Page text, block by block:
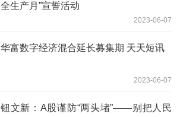
全生产月”宣誓活动
2023-06-07
华富数字经济混合延长募集期 天天短讯
2023-06-07
钮文新：A股谨防“两头堵”——别把人民